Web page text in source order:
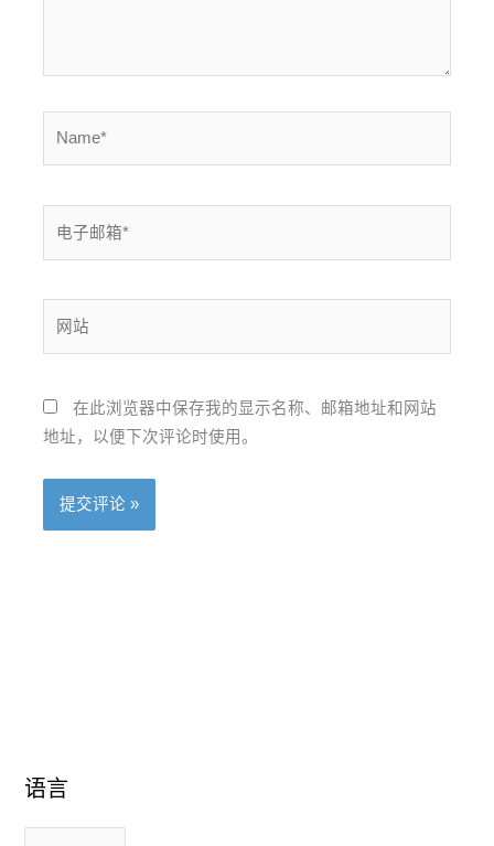
箱
在此浏览器中保存我的显示名称、邮箱地址和网站
地址，以便下次评论时使用。
语言
言
言